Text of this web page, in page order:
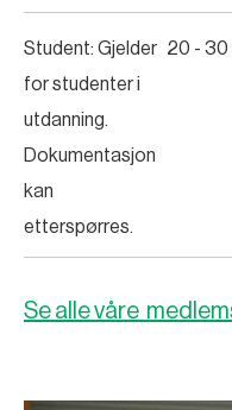
Student: Gjelder
for studenter i
utdanning.
Dokumentasjon
kan
etterspørres.
20 - 30
Se alle våre